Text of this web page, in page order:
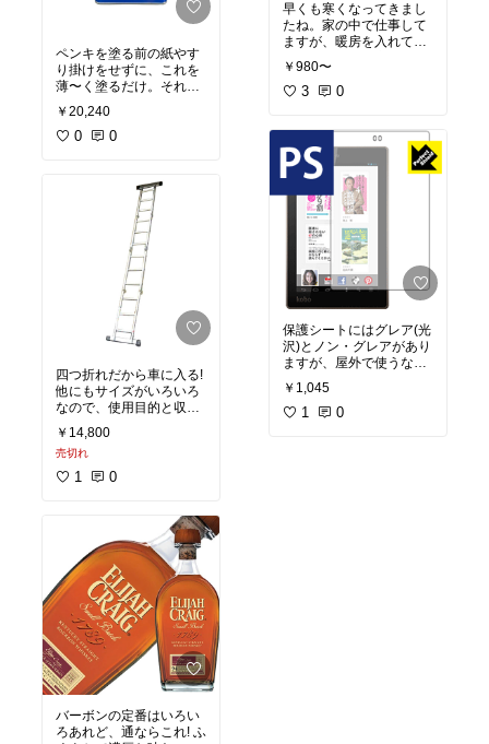
ペンキを塗る前の紙やす
り掛けをせずに、これを
薄〜く塗るだけ。それで
むしろしっかり塗装でき
るのですから不思議なも
のです。
ているお店もあります。
￥20,240
0 0
四つ折れだから車に入る!
他にもサイズがいろいろ
なので、使用目的と収納
スペースとを良く考えて
買いましょう。安定性抜
群!
￥14,800
売切れ
1 0
バーボンの定番はいろい
ろあれど、通ならこれ! ふ
早くも寒くなってきまし
たね。家の中で仕事して
ますが、暖房を入れてい
ても足の冷えが辛かっ
た。そんな時勧められた
のがコレ！今年はひとつ
￥980〜
3 0
保護シートにはグレア(光
沢)とノン・グレアがあり
ますが、屋外で使うなら
こちらのノン・グレア! 反
射が少ないので明るいと
ころでも見やすいので
￥1,045
1 0